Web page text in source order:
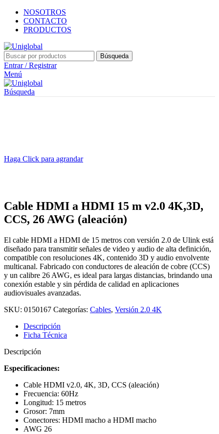
NOSOTROS
CONTACTO
PRODUCTOS
Búsqueda
Entrar / Registrar
Menú
Búsqueda
Haga Click para agrandar
Cable HDMI a HDMI 15 m v2.0 4K,3D,
CCS, 26 AWG (aleación)
El cable HDMI a HDMI de 15 metros con versión 2.0 de Ulink está
diseñado para transmitir señales de video y audio de alta definición,
compatible con resoluciones 4K, contenido 3D y audio envolvente
multicanal. Fabricado con conductores de aleación de cobre (CCS)
y un calibre 26 AWG, es ideal para largas distancias, brindando una
conexión estable y sin pérdida de calidad en aplicaciones
audiovisuales avanzadas.
SKU: 0150167 Categorías: Cables, Versión 2.0 4K
Descripción
Ficha Técnica
Descripción
Especificaciones:
Cable HDMI v2.0, 4K, 3D, CCS (aleación)
Frecuencia: 60Hz
Longitud: 15 metros
Grosor: 7mm
Conectores: HDMI macho a HDMI macho
AWG 26